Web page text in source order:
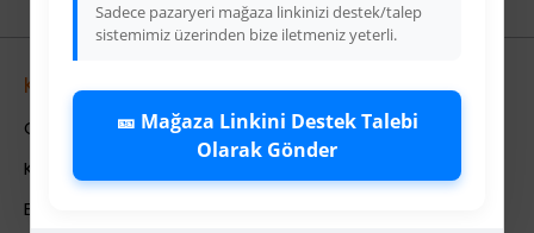
Sadece pazaryeri mağaza linkinizi destek/talep
sistemimiz üzerinden bize iletmeniz yeterli.
🎫 Mağaza Linkini Destek Talebi
Olarak Gönder
Kurumsal
Colezium Hakkında
Kurumsal Bilgiler
Banka Hesab Bilgileri